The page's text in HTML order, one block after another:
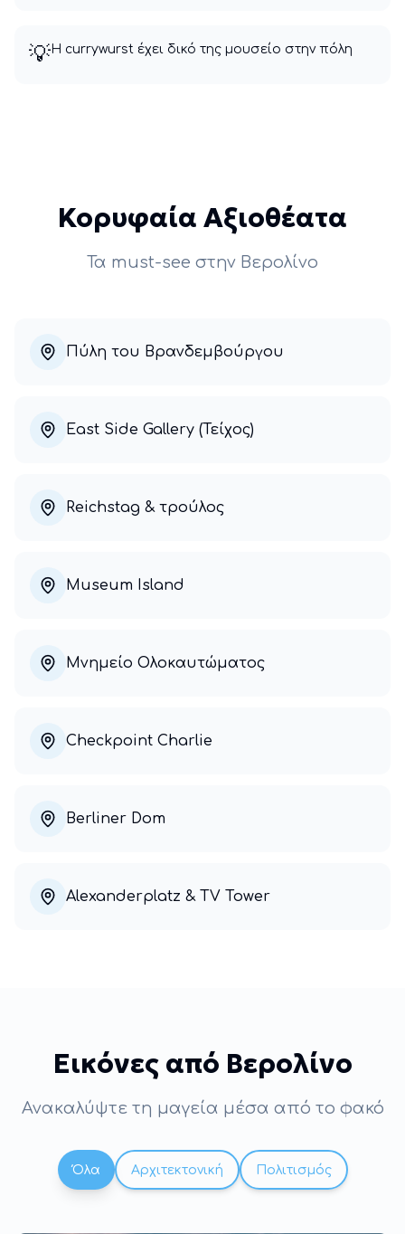
💡Η currywurst έχει δικό της μουσείο στην πόλη
Κορυφαία Αξιοθέατα
Τα must-see στην Βερολίνο
Πύλη του Βρανδεμβούργου
East Side Gallery (Τείχος)
Reichstag & τρούλος
Museum Island
Μνημείο Ολοκαυτώματος
Checkpoint Charlie
Berliner Dom
Alexanderplatz & TV Tower
Εικόνες από Βερολίνο
Ανακαλύψτε τη μαγεία μέσα από το φακό
Όλα Αρχιτεκτονική Πολιτισμός